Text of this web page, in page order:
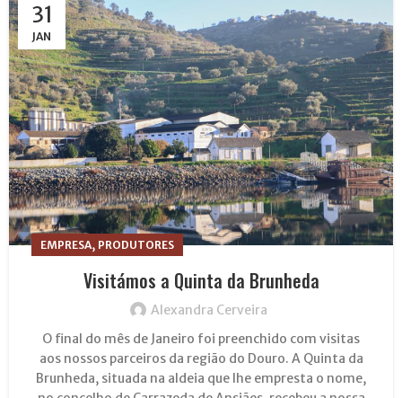
31
JAN
EMPRESA, PRODUTORES
Visitámos a Quinta da Brunheda
Alexandra Cerveira
O final do mês de Janeiro foi preenchido com visitas
aos nossos parceiros da região do Douro. A Quinta da
Brunheda, situada na aldeia que lhe empresta o nome,